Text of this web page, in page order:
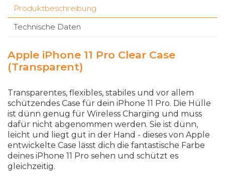
Produktbeschreibung
Technische Daten
Apple iPhone 11 Pro Clear Case
(Transparent)
Transparentes, flexibles, stabiles und vor allem
schützendes Case für dein iPhone 11 Pro. Die Hülle
ist dünn genug für Wireless Charging und muss
dafür nicht abgenommen werden. Sie ist dünn,
leicht und liegt gut in der Hand - dieses von Apple
entwickelte Case lässt dich die fantastische Farbe
deines iPhone 11 Pro sehen und schützt es
gleichzeitig.